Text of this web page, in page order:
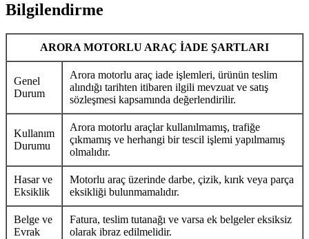
Bilgilendirme
ARORA MOTORLU ARAÇ İADE ŞARTLARI
Genel
Durum
Arora motorlu araç iade işlemleri, ürünün teslim
alındığı tarihten itibaren ilgili mevzuat ve satış
sözleşmesi kapsamında değerlendirilir.
Kullanım
Durumu
Arora motorlu araçlar kullanılmamış, trafiğe
çıkmamış ve herhangi bir tescil işlemi yapılmamış
olmalıdır.
Hasar ve
Eksiklik
Motorlu araç üzerinde darbe, çizik, kırık veya parça
eksikliği bulunmamalıdır.
Belge ve
Evrak
Fatura, teslim tutanağı ve varsa ek belgeler eksiksiz
olarak ibraz edilmelidir.